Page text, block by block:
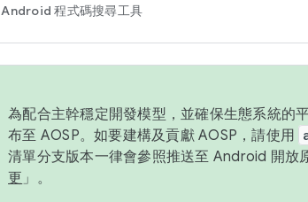
Android 程式碼搜尋工具
為配合主幹穩定開發模型，並確保生態系統的
布至 AOSP。如要建構及貢獻 AOSP，請使用
清單分支版本一律會參照推送至 Android 開放
更 」。